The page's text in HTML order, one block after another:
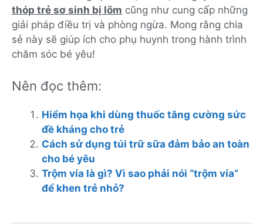
thóp trẻ sơ sinh bị lõm cũng như cung cấp những
giải pháp điều trị và phòng ngừa. Mong rằng chia
sẻ này sẽ giúp ích cho phụ huynh trong hành trình
chăm sóc bé yêu!
Nên đọc thêm:
Hiểm họa khi dùng thuốc tăng cường sức
đề kháng cho trẻ
Cách sử dụng túi trữ sữa đảm bảo an toàn
cho bé yêu
Trộm vía là gì? Vì sao phải nói “trộm vía”
để khen trẻ nhỏ?